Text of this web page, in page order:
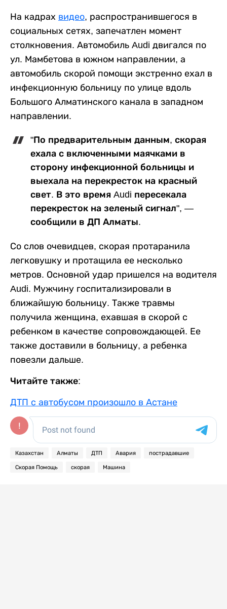
На кадрах видео, распространившегося в
социальных сетях, запечатлен момент
столкновения. Автомобиль Audi двигался по
ул. Мамбетова в южном направлении, а
автомобиль скорой помощи экстренно ехал в
инфекционную больницу по улице вдоль
Большого Алматинского канала в западном
направлении.
"По предварительным данным, скорая
ехала с включенными маячками в
сторону инфекционной больницы и
выехала на перекресток на красный
свет. В это время Audi пересекала
перекресток на зеленый сигнал", —
сообщили в ДП Алматы.
Со слов очевидцев, скорая протаранила
легковушку и протащила ее несколько
метров. Основной удар пришелся на водителя
Audi. Мужчину госпитализировали в
ближайшую больницу. Также травмы
получила женщина, ехавшая в скорой с
ребенком в качестве сопровождающей. Ее
также доставили в больницу, а ребенка
повезли дальше.
Читайте также:
ДТП с автобусом произошло в Астане
Казахстан Алматы ДТП Авария пострадавшие
Скорая Помощь скорая Машина